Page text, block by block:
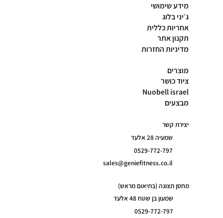
מידע שימושי
ג׳יני בלוג
אחריות כללית
תקנון אתר
מדיניות החזרות
מוצרים
ציוד כושר
Nuobell israel
מבצעים
יצירת קשר
שמעיה 28 אלעד
0529-772-797
sales@geniefitness.co.il
מחסן תצוגה (בתיאום מראש)
שמעון בן שטח 48 אלעד
0529-772-797